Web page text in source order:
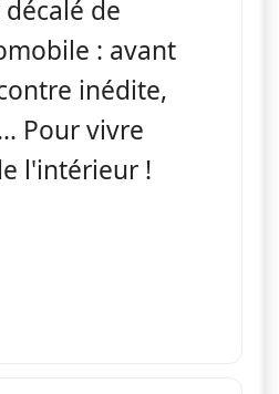
de
: avant
inédite,
Pour vivre
l'intérieur !